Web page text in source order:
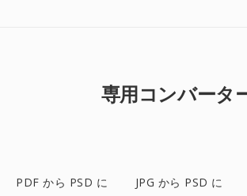
専用コンバータ
PDF から PSD に JPG から PSD に